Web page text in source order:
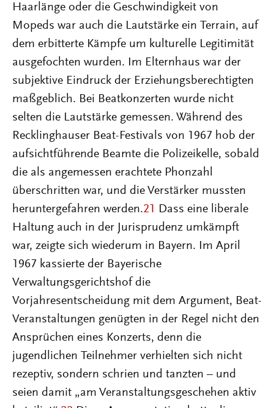
Haarlänge oder die Geschwindigkeit von
Mopeds war auch die Lautstärke ein Terrain, auf
dem erbitterte Kämpfe um kulturelle Legitimität
ausgefochten wurden. Im Elternhaus war der
subjektive Eindruck der Erziehungsberechtigten
maßgeblich. Bei Beatkonzerten wurde nicht
selten die Lautstärke gemessen. Während des
Recklinghauser Beat-Festivals von 1967 hob der
aufsichtführende Beamte die Polizeikelle, sobald
die als angemessen erachtete Phonzahl
überschritten war, und die Verstärker mussten
heruntergefahren werden.21
Dass eine liberale
Haltung auch in der Jurisprudenz umkämpft
war, zeigte sich wiederum in Bayern. Im April
1967 kassierte der Bayerische
Verwaltungsgerichtshof die
Vorjahresentscheidung mit dem Argument, Beat-
Veranstaltungen genügten in der Regel nicht den
Ansprüchen eines Konzerts, denn die
jugendlichen Teilnehmer verhielten sich nicht
rezeptiv, sondern schrien und tanzten – und
seien damit „am Veranstaltungsgeschehen aktiv